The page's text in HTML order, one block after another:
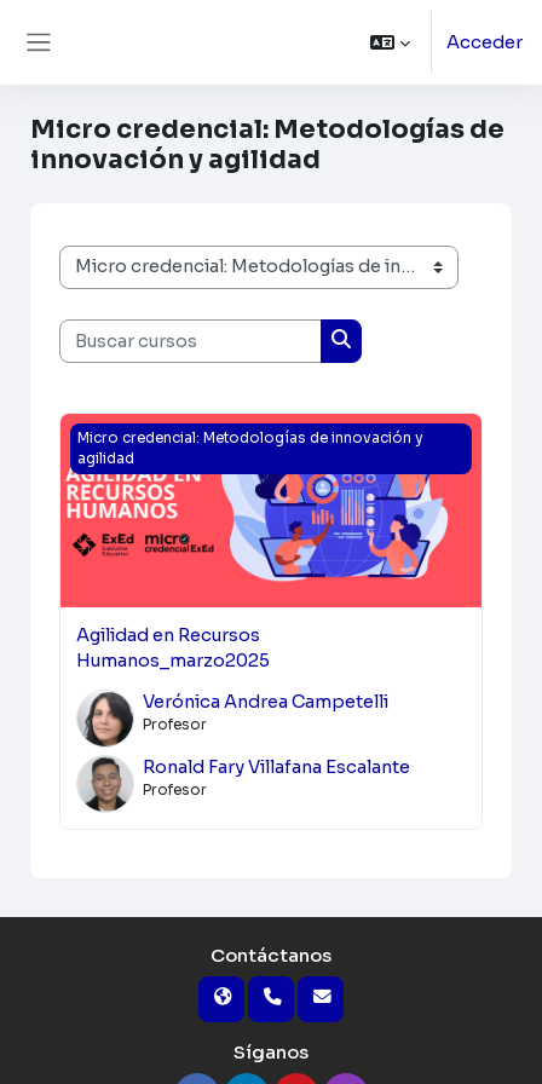
Acceder
Micro credencial: Metodologías de
innovación y agilidad
Categorías
Buscar cursos
Buscar cursos
Imagen del curso Agilidad en Recursos
Micro credencial: Metodologías de innovación y
agilidad
Agilidad en Recursos
Humanos_marzo2025
Verónica Andrea Campetelli
Profesor
Ronald Fary Villafana Escalante
Profesor
Contáctanos
Síganos